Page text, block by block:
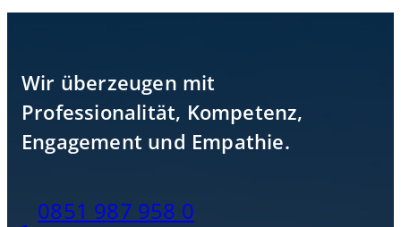
Wir überzeugen mit
Professionalität, Kompetenz,
Engagement und Empathie.
0851 987 958 0